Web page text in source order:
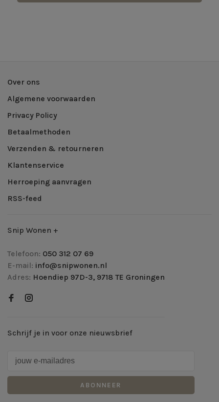
Over ons
Algemene voorwaarden
Privacy Policy
Betaalmethoden
Verzenden & retourneren
Klantenservice
Herroeping aanvragen
RSS-feed
Snip Wonen +
Telefoon: 050 312 07 69
E-mail: info@snipwonen.nl
Adres: Hoendiep 97D-3, 9718 TE Groningen
Schrijf je in voor onze nieuwsbrief
ABONNEER